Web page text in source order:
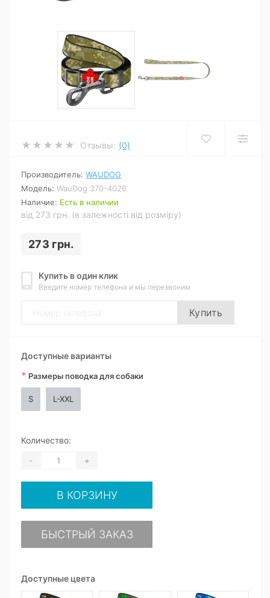
Отзывы: (0)
Производитель: WAUDOG
Модель: WauDog 370-4026
Наличие: Есть в наличии
від 273 грн. (в залежності від розміру)
273 грн.
Купить в один клик
Введите номер телефона и мы перезвоним
Купить
Доступные цвета
Доступные варианты
* Размеры поводка для собаки
S L-XXL
Количество:
- +
В КОРЗИНУ
БЫСТРЫЙ ЗАКАЗ